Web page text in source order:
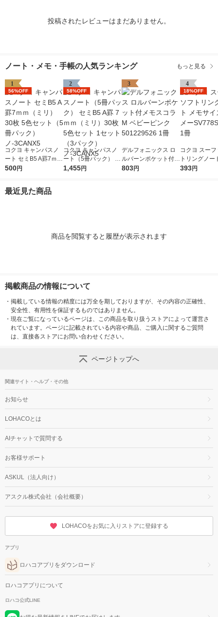
投稿されたレビューはまだありません。
ノート・メモ・手帳の人気ランキング もっと見る
1
56%OFF
コクヨ キャンパスノ
ート セミB5 A罫7ｍｍ
（ミリ） 30枚 5色セ
500円
2
58%OFF
コクヨ キャンパスノ
ート（5冊パック） セ
ミB5 A罫 7ｍｍ（ミ
1,455円
3
デルフォニックス ロ
ルバーンポケット付メ
モスコラM ベビーピ
803円
4
18%OFF
コクヨ スー
トリングノー
サイズ 青 メ
393円
最近見た商品
商品を閲覧すると履歴が表示されます
掲載商品の情報について
・ 掲載している情報の精度には万全を期しておりますが、その内容の正確性、
安全性、有用性を保証するものではありません。
・ 現在ご覧になっているページは、この商品を取り扱うストアによって運営さ
れています。ページに記載されている内容や商品、ご購入に関するご質問
は、直接各ストアにお問い合わせください。
ページトップへ
関連サイト・ヘルプ・その他
お知らせ
LOHACOとは
AIチャットで質問する
お客様サポート
ASKUL（法人向け）
アスクル株式会社（会社概要）
LOHACOをお気に入りストアに登録する
アプリ
ロハコアプリをダウンロード
ロハコアプリについて
ロハコ公式LINE